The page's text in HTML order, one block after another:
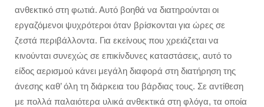
ανθεκτικό στη φωτιά. Αυτό βοηθά να διατηρούνται οι
εργαζόμενοι ψυχρότεροι όταν βρίσκονται για ώρες σε
ζεστά περιβάλλοντα. Για εκείνους που χρειάζεται να
κινούνται συνεχώς σε επικίνδυνες καταστάσεις, αυτό το
είδος αερισμού κάνει μεγάλη διαφορά στη διατήρηση της
άνεσης καθ’ όλη τη διάρκεια του βάρδιας τους. Σε αντίθεση
με πολλά παλαιότερα υλικά ανθεκτικά στη φλόγα, τα οποία